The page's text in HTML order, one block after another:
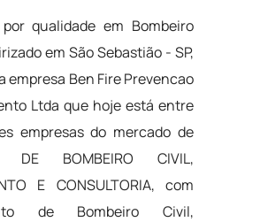
qualidade em Bombeiro
em São Sebastião - SP,
empresa Ben Fire Prevencao
Ltda que hoje está entre
empresas do mercado de
DE BOMBEIRO CIVIL,
E CONSULTORIA, com
de Bombeiro Civil,